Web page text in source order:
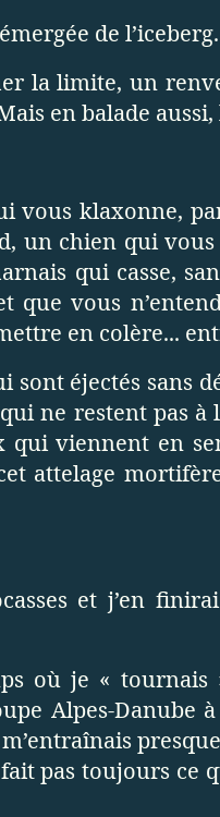
de l’iceberg.
la limite, un
en balade
klaxonne,
un chien qui
qui casse,
que vous
en colère...
sont éjectés sans
ne restent pas
qui viennent en
attelage
et j’en
où je « tournais
Alpes-Danube
pas toujours ce